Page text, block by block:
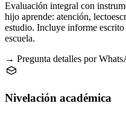
Evaluación integral con
hijo aprende: atención,
estudio. Incluye informe
escuela.
→ Pregunta detalles por
Nivelación académica